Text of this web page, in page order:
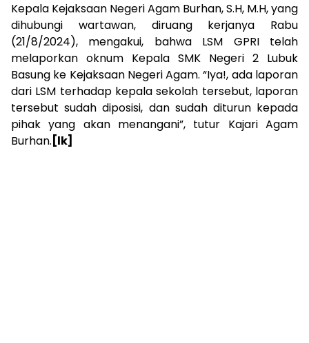
Kepala Kejaksaan Negeri Agam Burhan, S.H, M.H, yang
dihubungi wartawan, diruang kerjanya Rabu
(21/8/2024), mengakui, bahwa LSM GPRI telah
melaporkan oknum Kepala SMK Negeri 2 Lubuk
Basung ke Kejaksaan Negeri Agam. “Iya!, ada laporan
dari LSM terhadap kepala sekolah tersebut, laporan
tersebut sudah diposisi, dan sudah diturun kepada
pihak yang akan menangani”, tutur Kajari Agam
Burhan. [lk]